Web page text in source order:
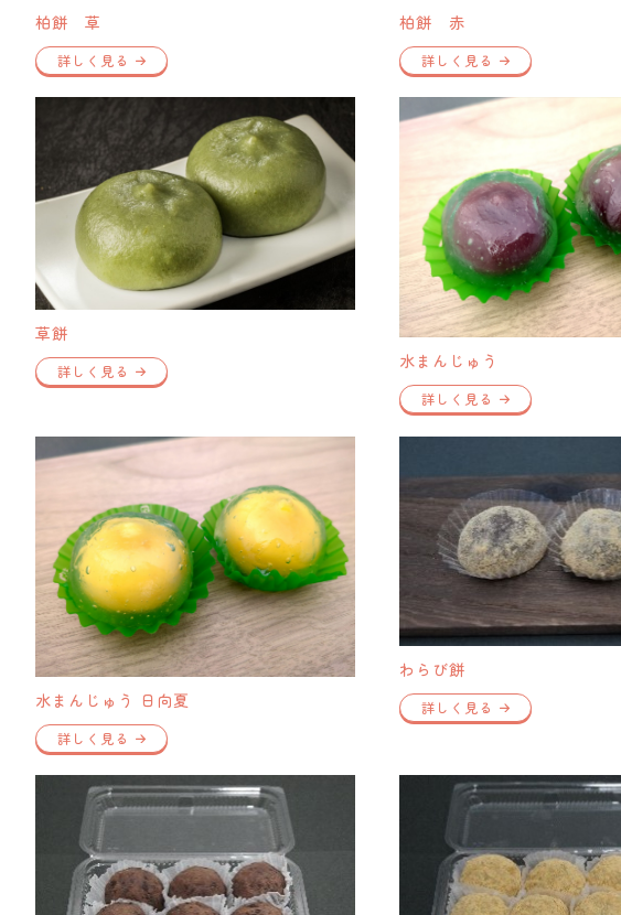
柏餅 草
詳しく見る
柏餅 赤
詳しく見る
草餅
詳しく見る 水まんじゅう
詳しく見る
水まんじゅう 日向夏
詳しく見る
わらび餅
詳しく見る